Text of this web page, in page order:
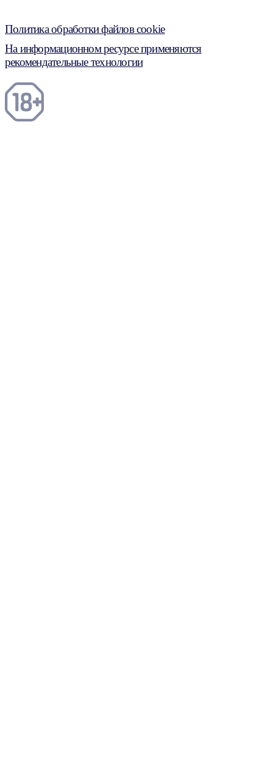
Политика обработки файлов cookie
На информационном ресурсе применяются
рекомендательные технологии